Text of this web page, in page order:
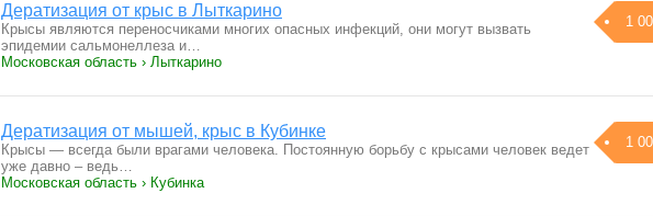
Дератизация от крыс в Лыткарино
1
Крысы являются переносчиками многих опасных инфекций, они могут вызвать
эпидемии сальмонеллеза и…
Московская область › Лыткарино
Дератизация от мышей, крыс в Кубинке
1
Крысы — всегда были врагами человека. Постоянную борьбу с крысами человек ведет
уже давно – ведь…
Московская область › Кубинка